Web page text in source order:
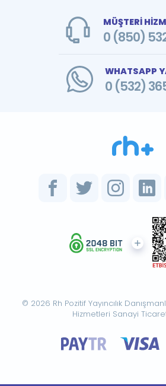
MÜŞTERİ
0 (850)
WHATSAPP
0 (532)
© 2026 Rh Pozitif Yayıncılık
Hizmetleri Sanayi